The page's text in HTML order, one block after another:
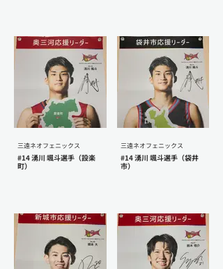
三遠ネオフェニックス
#14 湧川 颯斗選手（設楽
町）
三遠ネオフェニックス
#14 湧川 颯斗選手（袋井
市）